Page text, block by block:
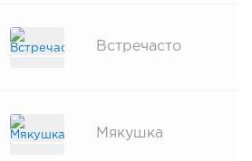
Встречасто
Мякушка